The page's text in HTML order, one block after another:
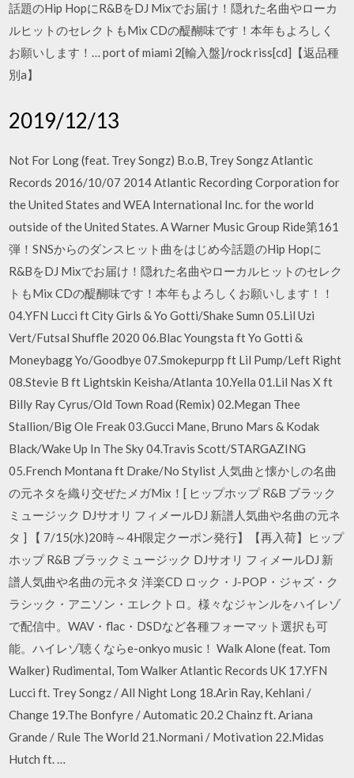
話題のHip HopにR&BをDJ Mixでお届け！隠れた名曲やローカ
ルヒットのセレクトもMix CDの醍醐味です！本年もよろしく
お願いします！… port of miami 2[輸入盤]/rock riss[cd]【返品種
別a】
2019/12/13
Not For Long (feat. Trey Songz) B.o.B, Trey Songz Atlantic
Records 2016/10/07 2014 Atlantic Recording Corporation for
the United States and WEA International Inc. for the world
outside of the United States. A Warner Music Group Ride第161
弾！SNSからのダンスヒット曲をはじめ今話題のHip Hopに
R&BをDJ Mixでお届け！隠れた名曲やローカルヒットのセレク
トもMix CDの醍醐味です！本年もよろしくお願いします！！
04.YFN Lucci ft City Girls & Yo Gotti/Shake Sumn 05.Lil Uzi
Vert/Futsal Shuffle 2020 06.Blac Youngsta ft Yo Gotti &
Moneybagg Yo/Goodbye 07.Smokepurpp ft Lil Pump/Left Right
08.Stevie B ft Lightskin Keisha/Atlanta 10.Yella 01.Lil Nas X ft
Billy Ray Cyrus/Old Town Road (Remix) 02.Megan Thee
Stallion/Big Ole Freak 03.Gucci Mane, Bruno Mars & Kodak
Black/Wake Up In The Sky 04.Travis Scott/STARGAZING
05.French Montana ft Drake/No Stylist 人気曲と懐かしの名曲
の元ネタを織り交ぜたメガMix！[ ヒップホップ R&B ブラック
ミュージック DJサオリ フィメールDJ 新譜人気曲や名曲の元ネ
タ ] 【 7/15(水)20時～4H限定クーポン発行】【再入荷】ヒップ
ホップ R&B ブラックミュージック DJサオリ フィメールDJ 新
譜人気曲や名曲の元ネタ 洋楽CD ロック・J-POP・ジャズ・ク
ラシック・アニソン・エレクトロ。様々なジャンルをハイレゾ
で配信中。WAV・flac・DSDなど各種フォーマット選択も可
能。ハイレゾ聴くならe-onkyo music！ Walk Alone (feat. Tom
Walker) Rudimental, Tom Walker Atlantic Records UK 17.YFN
Lucci ft. Trey Songz / All Night Long 18.Arin Ray, Kehlani /
Change 19.The Bonfyre / Automatic 20.2 Chainz ft. Ariana
Grande / Rule The World 21.Normani / Motivation 22.Midas
Hutch ft. …